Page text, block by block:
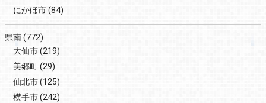
にかほ市(84)
県南(772)
大仙市(219)
美郷町(29)
仙北市(125)
横手市(242)